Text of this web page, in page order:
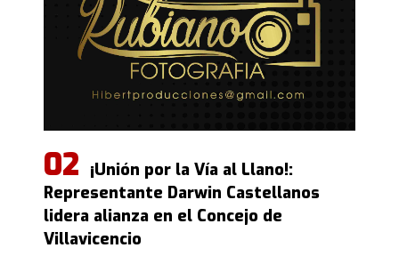
¡Unión por la Vía al Llano!:
Representante Darwin Castellanos
lidera alianza en el Concejo de
Villavicencio